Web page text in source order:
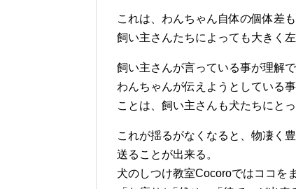
これは、わんちゃん自体の個体差も
飼い主さんたちによっても大きく左
飼い主さんが言っている事が理解
わんちゃんが伝えようとしている
ことは、飼い主さんも犬たちにと
これが揺るがなくなると、物凄く
送ることが出来る。
犬のしつけ教室Cocoroではココを